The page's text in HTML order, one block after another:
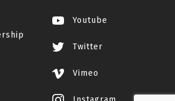
Youtube
Twitter
Vimeo